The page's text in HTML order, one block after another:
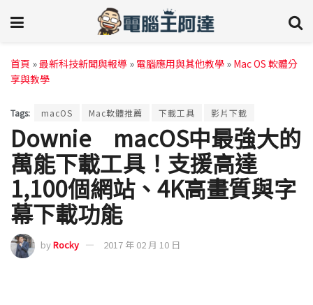
首頁 »最新科技新聞與報導 » 電腦應用與其他教學 » Mac OS 軟體分
享與教學
Tags: macOS Mac軟體推薦 下載工具 影片下載
Downie macOS中最強大的
萬能下載工具！支援高達
1,100個網站、4K高畫質與字
幕下載功能
byRocky 2017 年 02 月 10 日